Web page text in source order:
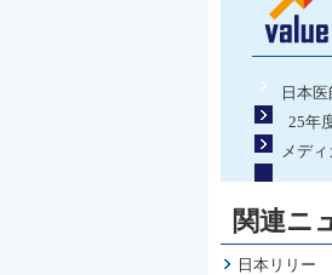
日本
25年
メデ
関連ニ
日本リリー